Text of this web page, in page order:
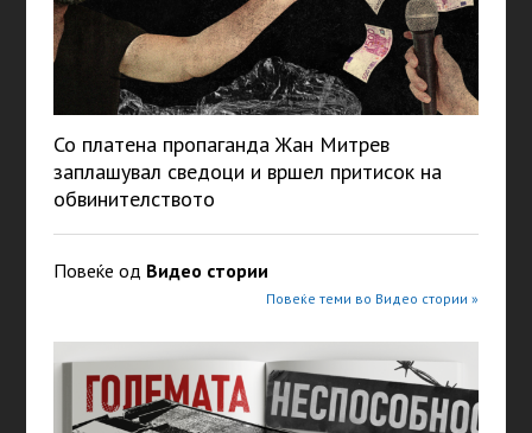
Со платена пропаганда Жан Митрев
заплашувал сведоци и вршел притисок на
обвинителството
Повеќе од Видео стории
Повеќе теми во Видео стории »